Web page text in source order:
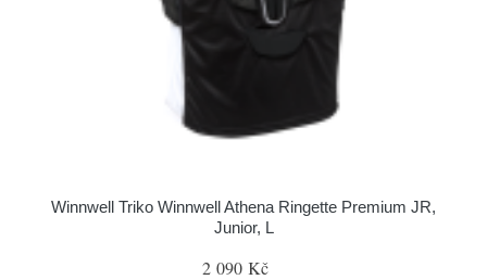
Winnwell Triko Winnwell Athena Ringette Premium JR,
Junior, L
2 090 Kč